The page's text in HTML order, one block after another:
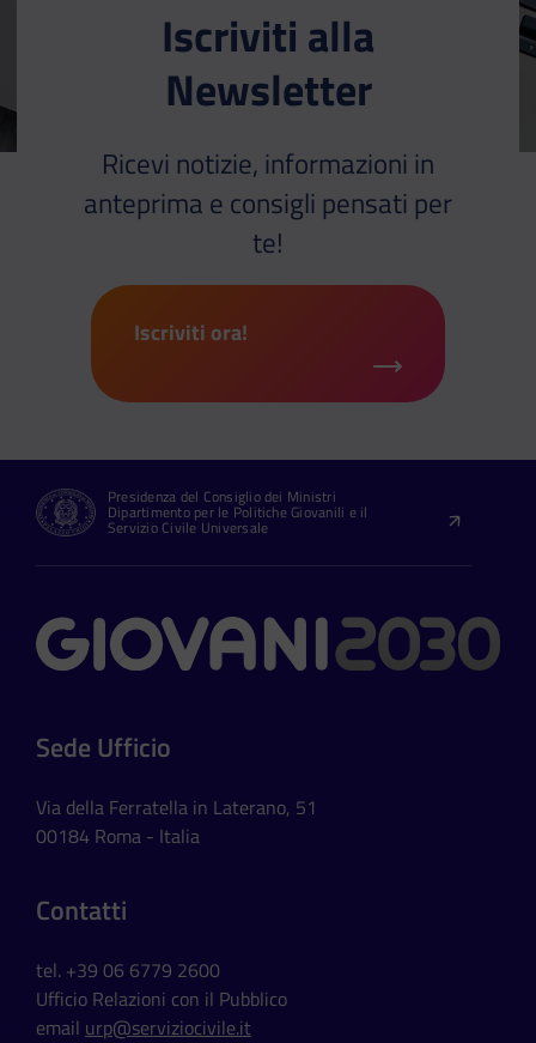
Iscriviti alla
Newsletter
Ricevi notizie, informazioni in
anteprima e consigli pensati per
te!
Iscriviti ora!
Presidenza del Consiglio dei Ministri
Dipartimento per le Politiche Giovanili e il
Servizio Civile Universale
Contatti
Sede Ufficio
Via della Ferratella in Laterano, 51
00184 Roma - Italia
Contatti
tel. +39 06 6779 2600
Ufficio Relazioni con il Pubblico
email urp@serviziocivile.it